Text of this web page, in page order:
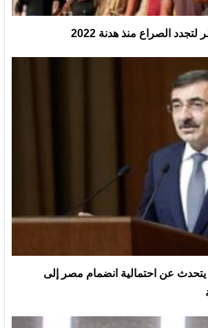
الصراع منذ هدنة 2022
يتحدث عن احتمالية انضمام مصر إلى